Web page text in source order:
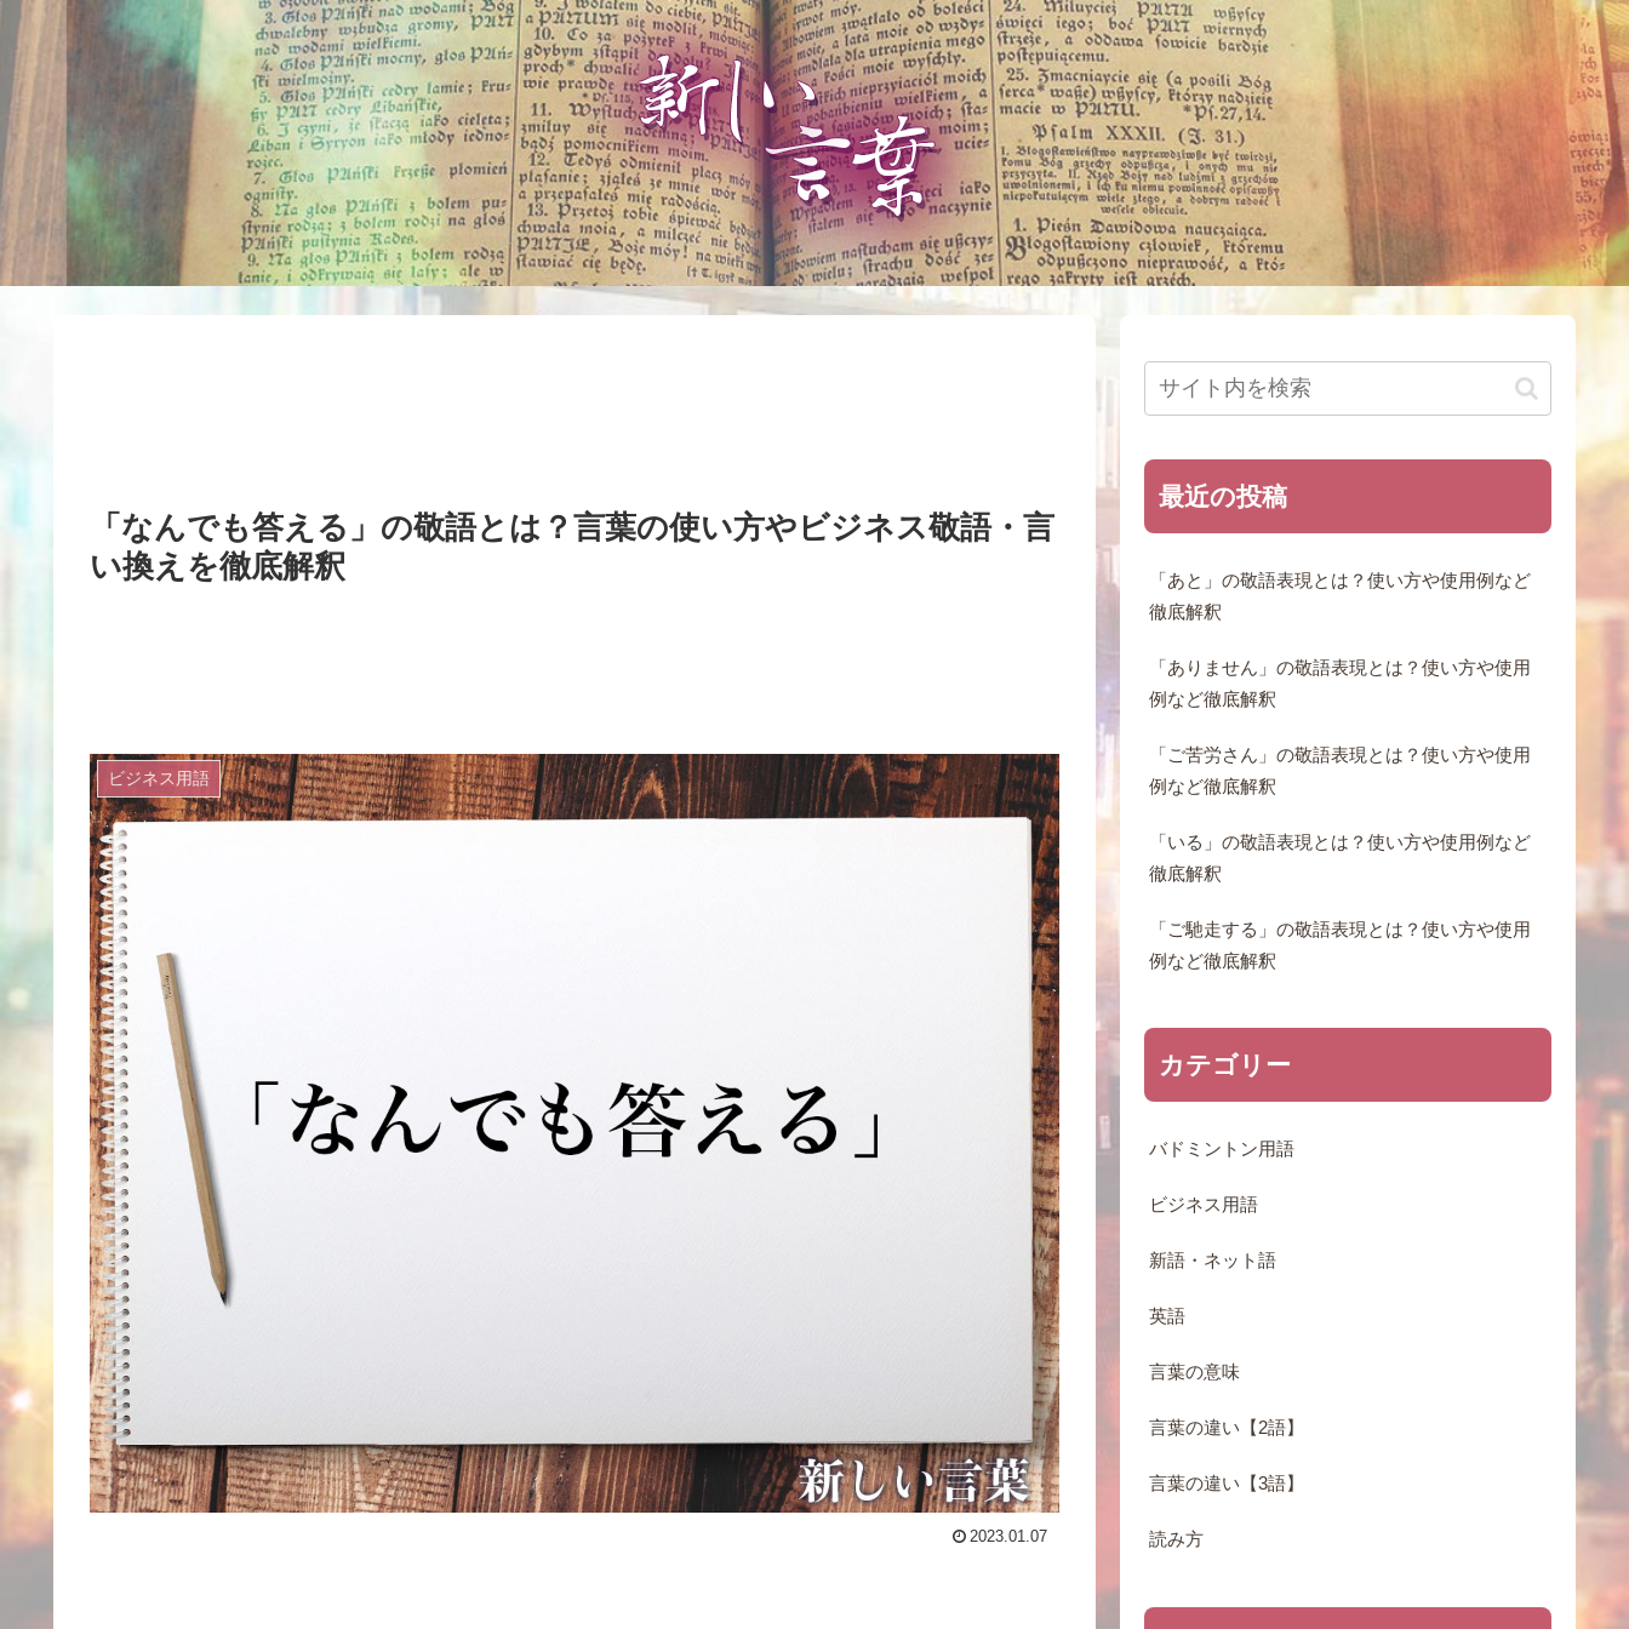
「なんでも答える」の敬語とは？言葉の使い方やビジネス敬語・言
い換えを徹底解釈
ビジネス用語
2023.01.07
最近の投稿
「あと」の敬語表現とは？使い方や使用例など
徹底解釈
「ありません」の敬語表現とは？使い方や使用
例など徹底解釈
「ご苦労さん」の敬語表現とは？使い方や使用
例など徹底解釈
「いる」の敬語表現とは？使い方や使用例など
徹底解釈
「ご馳走する」の敬語表現とは？使い方や使用
例など徹底解釈
カテゴリー
バドミントン用語
ビジネス用語
新語・ネット語
英語
言葉の意味
言葉の違い【2語】
言葉の違い【3語】
読み方